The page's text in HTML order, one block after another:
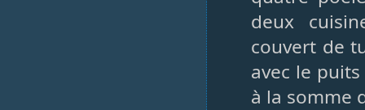
deux
couvert de
avec le
à la somme